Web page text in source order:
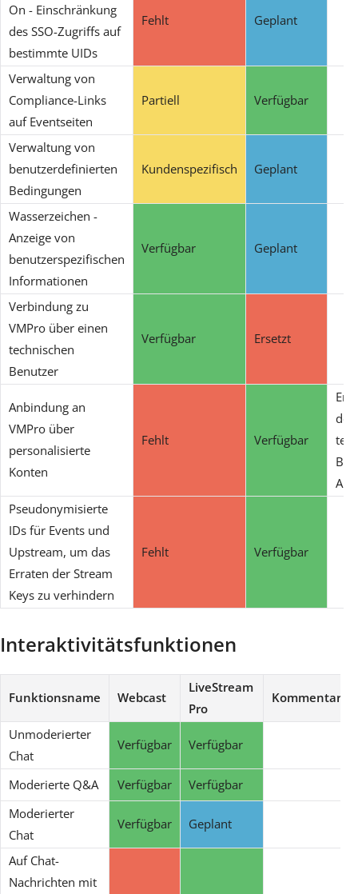
On - Einschränkung
des SSO-Zugriffs auf
bestimmte UIDs
Fehlt Geplant
Verwaltung von
Compliance-Links
auf Eventseiten
Partiell Verfügbar
Verwaltung von
benutzerdefinierten
Bedingungen
Kundenspezifisch Geplant
Wasserzeichen -
Anzeige von
benutzerspezifischen
Informationen
Verfügbar Geplant
Verbindung zu
VMPro über einen
technischen
Benutzer
Verfügbar Ersetzt
Anbindung an
VMPro über
personalisierte
Konten
Fehlt Verfügbar
des
API
Pseudonymisierte
IDs für Events und
Upstream, um das
Erraten der Stream
Keys zu verhindern
Fehlt Verfügbar
Interaktivitätsfunktionen
Funktionsname Webcast
LiveStream
Pro
Kommentar
Unmoderierter
Chat
Verfügbar Verfügbar
Moderierte Q&A Verfügbar
Verfügbar
Moderierter
Chat
Verfügbar Geplant
Auf Chat-
Nachrichten mit